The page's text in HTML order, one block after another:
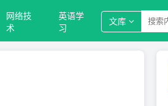
网络技
术
英语学
习
文库